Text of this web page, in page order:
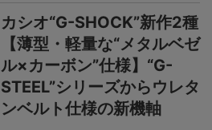
カシオ“G-SHOCK”新作2種
【薄型・軽量な“メタルベゼ
ル×カーボン”仕様】“G-
STEEL”シリーズからウレタ
ンベルト仕様の新機軸